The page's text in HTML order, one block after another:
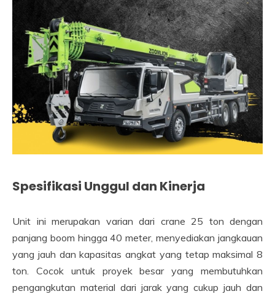
Spesifikasi Unggul dan Kinerja
Unit ini merupakan varian dari crane 25 ton dengan
panjang boom hingga 40 meter, menyediakan jangkauan
yang jauh dan kapasitas angkat yang tetap maksimal 8
ton. Cocok untuk proyek besar yang membutuhkan
pengangkutan material dari jarak yang cukup jauh dan